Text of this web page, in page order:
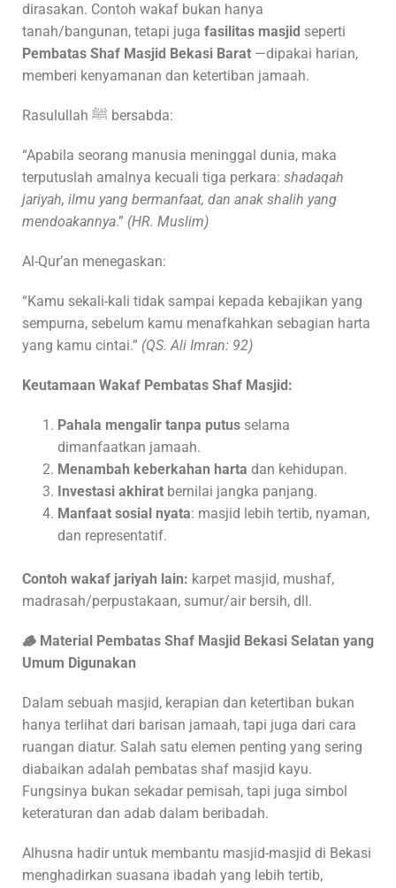
dirasakan. Contoh wakaf bukan hanya
tanah/bangunan, tetapi juga fasilitas masjid seperti
Pembatas Shaf Masjid Bekasi Barat —dipakai harian,
memberi kenyamanan dan ketertiban jamaah.
Rasulullah ﷺ bersabda:
“Apabila seorang manusia meninggal dunia, maka
terputuslah amalnya kecuali tiga perkara: shadaqah
jariyah, ilmu yang bermanfaat, dan anak shalih yang
mendoakannya.” (HR. Muslim)
Al-Qur’an menegaskan:
“Kamu sekali-kali tidak sampai kepada kebajikan yang
sempurna, sebelum kamu menafkahkan sebagian harta
yang kamu cintai.” (QS. Ali Imran: 92)
Keutamaan Wakaf Pembatas Shaf Masjid:
Pahala mengalir tanpa putus selama
dimanfaatkan jamaah.
Menambah keberkahan harta dan kehidupan.
Investasi akhirat bernilai jangka panjang.
Manfaat sosial nyata: masjid lebih tertib, nyaman,
dan representatif.
Contoh wakaf jariyah lain: karpet masjid, mushaf,
madrasah/perpustakaan, sumur/air bersih, dll.
🪵 Material Pembatas Shaf Masjid Bekasi Selatan yang
Umum Digunakan
Dalam sebuah masjid, kerapian dan ketertiban bukan
hanya terlihat dari barisan jamaah, tapi juga dari cara
ruangan diatur. Salah satu elemen penting yang sering
diabaikan adalah pembatas shaf masjid kayu.
Fungsinya bukan sekadar pemisah, tapi juga simbol
keteraturan dan adab dalam beribadah.
Alhusna hadir untuk membantu masjid-masjid di Bekasi
menghadirkan suasana ibadah yang lebih tertib,